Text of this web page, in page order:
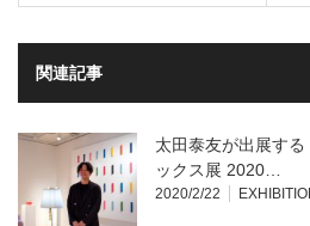
関連記事
太田泰友が出展す
ックス展 2020…
2020/2/22